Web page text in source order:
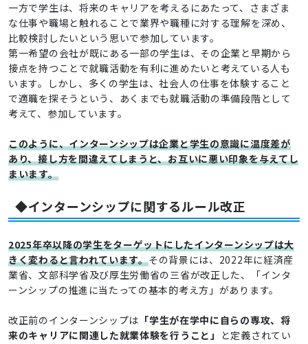
一方で学生は、将来のキャリアを考えるにあたって、さまざま
な仕事や職場と触れることで業界や職種に対する理解を深め、
比較検討したいという思いで参加しています。
第一希望の会社が既にある一部の学生は、その企業と早期から
接点を持つことで就職活動を有利に進めたいと考えている人も
います。しかし、多くの学生は、社会人の仕事を体験すること
で適職を探そうという、あくまでも就職活動の準備段階として
考えて、参加しています。
このように、インターンシップは企業と学生の意識に温度差が
あり、接し方を間違えてしまうと、お互いに悪い印象を与えてし
まいます。
◆インターンシップに関するルール改正
2025年卒以降の学生をターゲットにしたインターンシップは大
きく変わると言われています。その背景には、2022年に経済産
業省、文部科学省及び厚生労働省の三省が改正した、「インタ
ーンシップの推進に当たっての基本的考え方」があります。
改正前のインターンシップは 「学生が在学中に自らの専攻、将
来のキャリアに関連した就業体験を行うこと」 と定義されてい